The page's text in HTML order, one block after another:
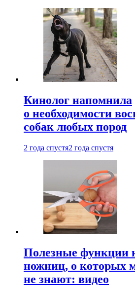
Кинолог напомнила
о необходимости
собак любых пород
2 года спустя2 года спустя
Полезные функции
ножниц, о которых
не знают: видео